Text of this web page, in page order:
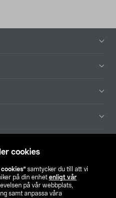
cookies
samtycker du till att vi
på din enhet enligt vår
på vår webbplats,
samt anpassa våra
butik
FI